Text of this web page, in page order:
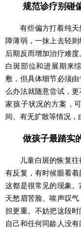
规范诊疗别碰
有些偏方打着纯
障薄弱，一抹上去轻
后期反而增加治疗难
白斑部位和进展期来
敷，但具体细节必须
么办法就随意尝试，
家孩子状况的方案，
间、有无扩散等情况，
做孩子最踏实
儿童白斑的恢复
有反复，有时候眼看
这都是很常见的现象
天愁眉苦脸、唉声叹
担更重。不妨把这段
自己和任何同龄人没